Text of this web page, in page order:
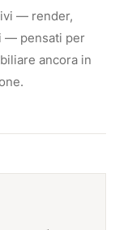
— render,
— pensati per
ancora in